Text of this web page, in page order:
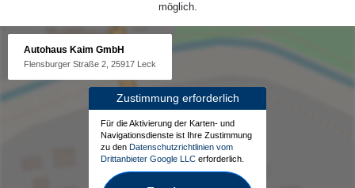
möglich.
Autohaus Kaim GmbH
Flensburger Straße 2, 25917 Leck
Zustimmung erforderlich
Für die Aktivierung der Karten- und
Navigationsdienste ist Ihre Zustimmung
zu den Datenschutzrichtlinien vom
Drittanbieter Google LLC erforderlich.